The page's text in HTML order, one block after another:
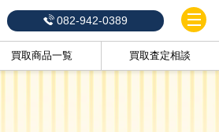
082-942-0389
買取商品一覧 買取査定相談